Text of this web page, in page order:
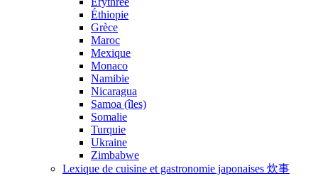
Éthiopie
Grèce
Maroc
Mexique
Monaco
Namibie
Nicaragua
Samoa (îles)
Somalie
Turquie
Ukraine
Zimbabwe
Lexique de cuisine et gastronomie japonaises 炊事